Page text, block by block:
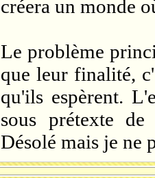
créera un monde
Le problème
que leur finalité,
qu'ils espèrent.
sous prétexte
Désolé mais je ne